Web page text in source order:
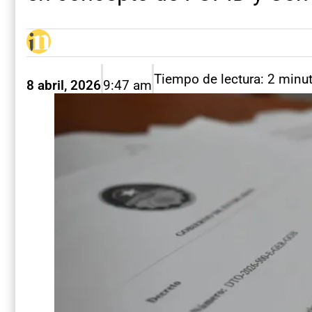
8 abril, 20269:47 amTiempo de lectura: 2